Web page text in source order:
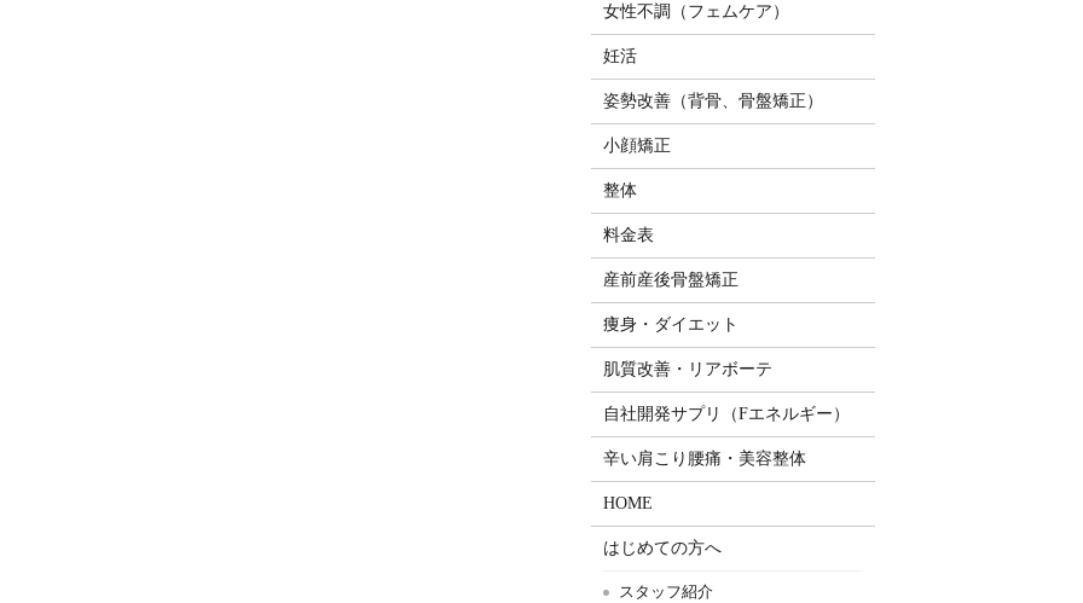
女性不調（フェムケア）
妊活
姿勢改善（背骨、骨盤矯正）
小顔矯正
整体
料金表
産前産後骨盤矯正
痩身・ダイエット
肌質改善・リアボーテ
自社開発サプリ（Fエネルギー）
辛い肩こり腰痛・美容整体
HOME
はじめての方へ
スタッフ紹介